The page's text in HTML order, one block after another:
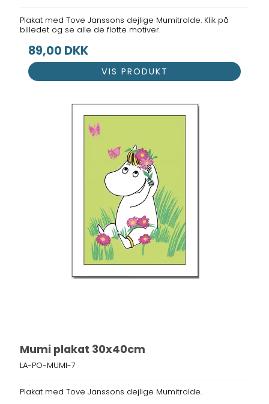
Plakat med Tove Janssons dejlige Mumitrolde. Klik på
billedet og se alle de flotte motiver.
89,00 DKK
VIS PRODUKT
Mumi plakat 30x40cm
LA-PO-MUMI-7
Plakat med Tove Janssons dejlige Mumitrolde.